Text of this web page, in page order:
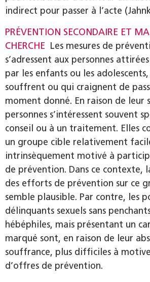
indirect pour passer à l’acte
PRÉVENTION SECONDAIRE ET
CHERCHE Les mesures de
s’adressent aux personnes
par les enfants ou les
souffrent ou qui craignent de
moment donné. En raison de leur
personnes s’intéressent souvent
conseil ou à un traitement. Elles
un groupe cible relativement
intrinsèquement motivé à
de prévention. Dans ce contexte,
des efforts de prévention sur ce
semble plausible. Par contre, les
délinquants sexuels sans
hébéphiles, mais présentant un
marqué sont, en raison de leur
souffrance, plus difficiles à
d’offres de prévention.